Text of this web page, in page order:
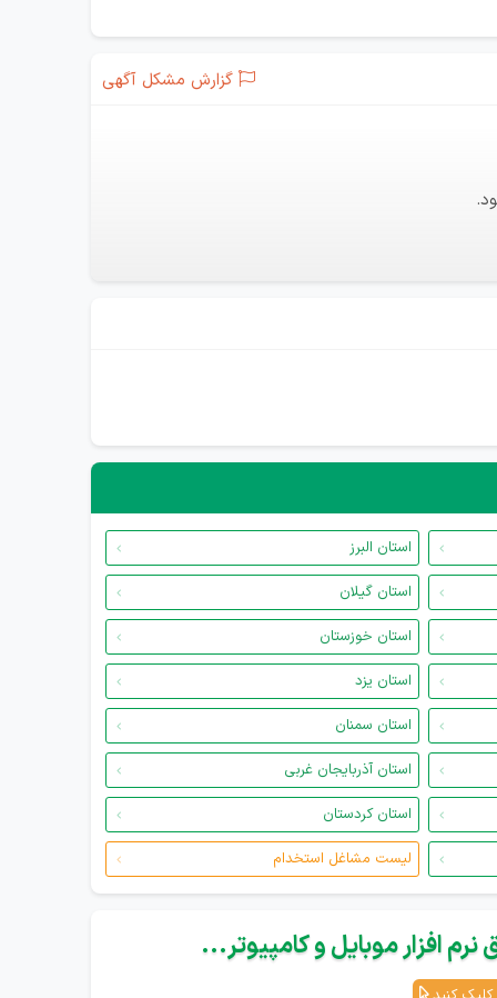
گزارش مشکل آگهی
استان البرز
استان گیلان
استان خوزستان
استان یزد
استان سمنان
استان آذربایجان غربی
استان کردستان
لیست مشاغل استخدام
افزار موبایل و کامپیوتر...